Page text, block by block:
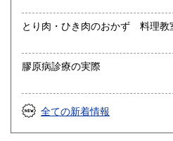
膠原病診療の実際
全ての新着情報